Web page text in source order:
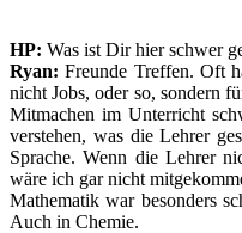
HP: Was ist Dir hier schwer
Ryan: Freunde Treffen. Oft
nicht Jobs, oder so, sondern
Mitmachen im Unterricht
verstehen, was die Lehrer
Sprache. Wenn die Lehrer
wäre ich gar nicht
Mathematik war besonders
Auch in Chemie.